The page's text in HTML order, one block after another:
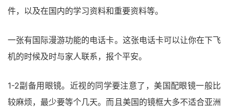
件，以及在国内的学习资料和重要资料等。
一张有国际漫游功能的电话卡。这张电话卡可以让你在下飞
机的时候及时与家人联系，报个平安。
1-2副备用眼镜。近视的同学要注意了，美国配眼镜一般比
较麻烦，最少要等个几天。而且美国的镜框大多不适合亚洲